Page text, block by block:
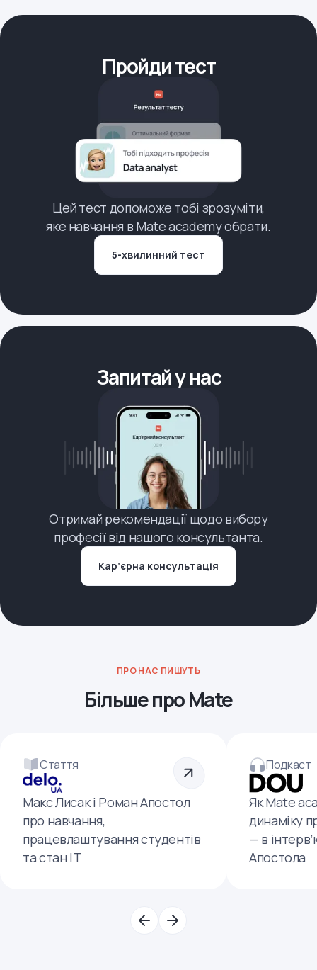
Пройди тест
Цей тест допоможе тобі зрозуміти,
яке навчання в Mate academy обрати.
5-хвилинний тест
Запитай у нас
Отримай рекомендації щодо вибору
професії від нашого консультанта.
Кар’єрна консультація
ПРО НАС ПИШУТЬ
Більше про Mate
Стаття
Макс Лисак і Роман Апостол
про навчання,
працевлаштування студентів
та стан ІТ
Подкаст
Як Mate
динаміку
— в
Апостола